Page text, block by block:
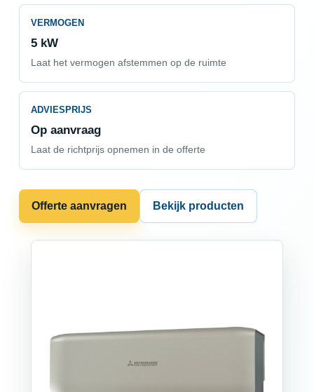
VERMOGEN
5 kW
Laat het vermogen afstemmen op de ruimte
ADVIESPRIJS
Op aanvraag
Laat de richtprijs opnemen in de offerte
Offerte aanvragen Bekijk producten